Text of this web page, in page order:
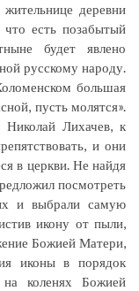
деревни
есть позабытый
будет явлено
русскому народу.
большая
пусть молятся».
Николай Лихачев, к
и они
в церкви. Не найдя
посмотреть
и выбрали самую
икону от пыли,
Божией Матери,
иконы в порядок
коленях Божией